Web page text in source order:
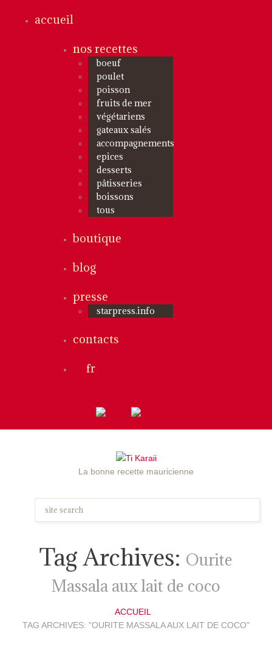
accueil
nos recettes
boeuf
poulet
poisson
fruits de mer
végétariens
gateaux salés
accompagnements
epices
desserts
pâtisseries
boissons
tous
boutique
blog
presse
starpress.info
contacts
fr
La bonne recette mauricienne
Tag Archives: Ourite
Massala aux lait de coco
ACCUEIL
TAG ARCHIVES: "OURITE MASSALA AUX LAIT DE COCO"